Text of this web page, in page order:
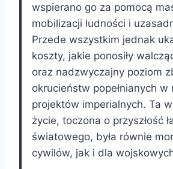
wspierano go za pomocą
mobilizacji ludności i
Przede wszystkim jednak
koszty, jakie ponosiły
oraz nadzwyczajny poziom
okrucieństw popełnianych w
projektów imperialnych. Ta
życie, toczona o przyszłość
światowego, była równie
cywilów, jak i dla